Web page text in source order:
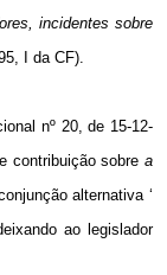
incidentes sobre
I da CF).
nº 20, de 15-12-
contribuição sobre a
alternativa ‘
ao legislador